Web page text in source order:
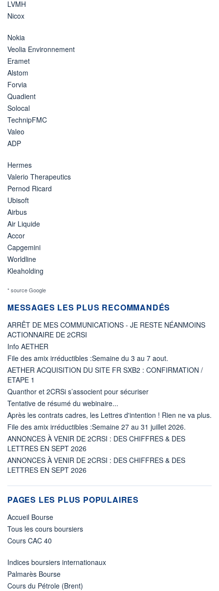
LVMH
Nicox
Nokia
Veolia Environnement
Eramet
Alstom
Forvia
Quadient
Solocal
TechnipFMC
Valeo
ADP
Hermes
Valerio Therapeutics
Pernod Ricard
Ubisoft
Airbus
Air Liquide
Accor
Capgemini
Worldline
Kleaholding
* source Google
MESSAGES LES PLUS RECOMMANDÉS
ARRÊT DE MES COMMUNICATIONS - JE RESTE NÉANMOINS
ACTIONNAIRE DE 2CRSI
Info AETHER
File des amix irréductibles :Semaine du 3 au 7 aout.
AETHER ACQUISITION DU SITE FR SXB2 : CONFIRMATION /
ETAPE 1
Quanthor et 2CRSi s’associent pour sécuriser
Tentative de résumé du webinaire...
Après les contrats cadres, les Lettres d'intention ! Rien ne va plus.
File des amix irréductibles :Semaine 27 au 31 juillet 2026.
ANNONCES À VENIR DE 2CRSI : DES CHIFFRES & DES
LETTRES EN SEPT 2026
ANNONCES À VENIR DE 2CRSI : DES CHIFFRES & DES
LETTRES EN SEPT 2026
PAGES LES PLUS POPULAIRES
Accueil Bourse
Tous les cours boursiers
Cours CAC 40
Indices boursiers internationaux
Palmarès Bourse
Cours du Pétrole (Brent)